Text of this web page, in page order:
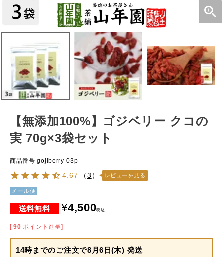
【無添加100%】ゴジベリー クコの
実 70g×3袋セット
商品番号 gojiberry-03p
4.67 （3 ） レビューを見る
メール便
¥4,500税込
[ 90 ポイント進呈]
14時までのご注文で8月6日(木) 発送